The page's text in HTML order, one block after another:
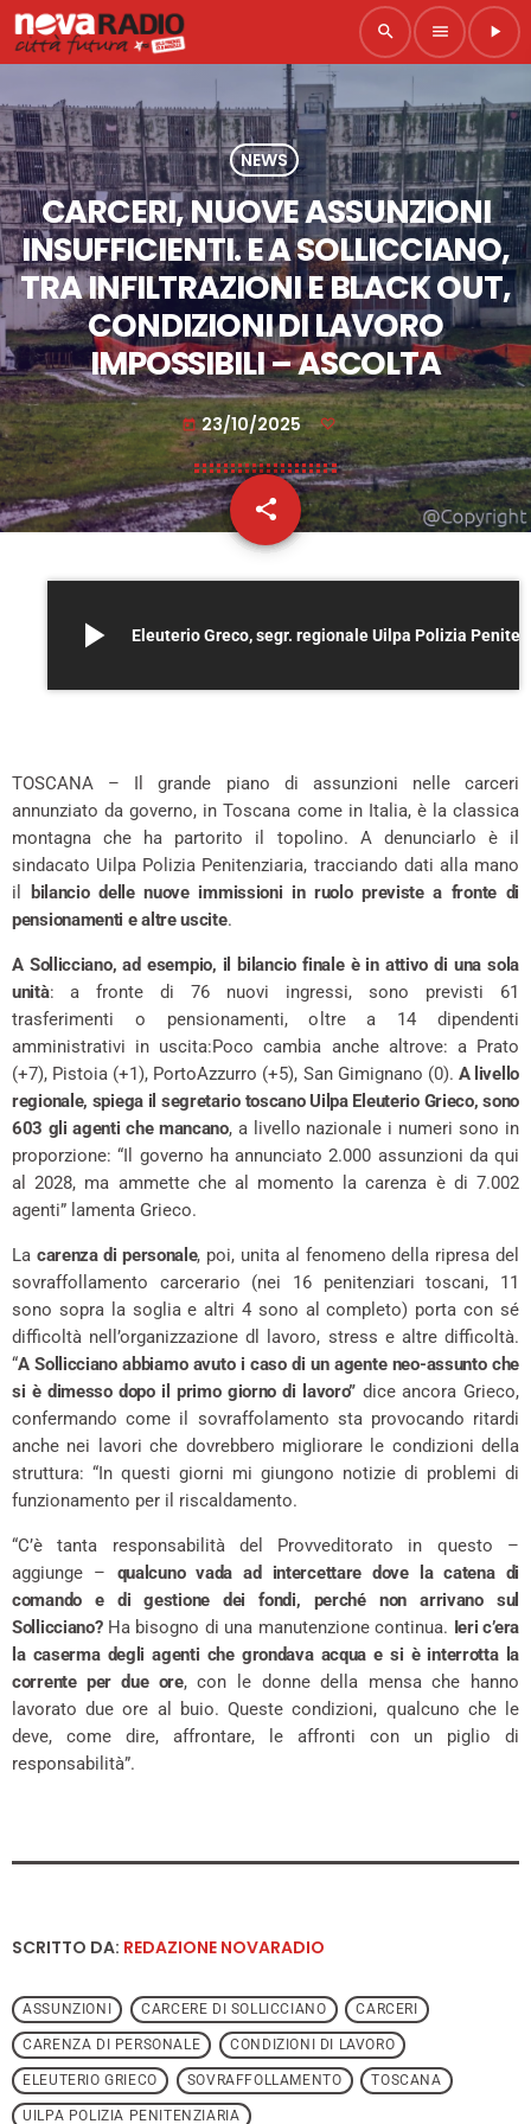
search menu play_arrow
NEWS
CARCERI, NUOVE ASSUNZIONI
INSUFFICIENTI. E A SOLLICCIANO,
TRA INFILTRAZIONI E BLACK OUT,
CONDIZIONI DI LAVORO
IMPOSSIBILI – ASCOLTA
today 23/10/2025
share
email
play_arrow
TOSCANA – Il grande piano di assunzioni nelle carceri
annunziato da governo, in Toscana come in Italia, è la classica
montagna che ha partorito il topolino. A denunciarlo è il
sindacato Uilpa Polizia Penitenziaria, tracciando dati alla mano
il
bilancio delle nuove immissioni in ruolo previste a fronte di
pensionamenti e altre uscite.
A Sollicciano, ad esempio, il bilancio finale è in attivo di una sola
unità: a fronte di 76 nuovi ingressi, sono previsti 61
trasferimenti o pensionamenti, oltre a 14 dipendenti
amministrativi in uscita:Poco cambia anche altrove: a Prato
(+7), Pistoia (+1), PortoAzzurro (+5), San Gimignano (0). A livello
regionale, spiega il segretario toscano Uilpa Eleuterio Grieco, sono
603 gli agenti che mancano, a livello nazionale i numeri sono in
proporzione: “Il governo ha annunciato 2.000 assunzioni da qui
al 2028, ma ammette che al momento la carenza è di 7.002
agenti” lamenta Grieco.
La carenza di personale, poi, unita al fenomeno della ripresa del
sovraffollamento carcerario (nei 16 penitenziari toscani, 11
sono sopra la soglia e altri 4 sono al completo) porta con sé
difficoltà nell’organizzazione dl lavoro, stress e altre difficoltà.
“A Sollicciano abbiamo avuto i caso di un agente neo-assunto che
si è dimesso dopo il primo giorno di lavoro” dice ancora Grieco,
confermando come il sovraffolamento sta provocando ritardi
anche nei lavori che dovrebbero migliorare le condizioni della
struttura: “In questi giorni mi giungono notizie di problemi di
funzionamento per il riscaldamento.
“C’è tanta responsabilità del Provveditorato in questo –
aggiunge – qualcuno vada ad intercettare dove la catena di
comando e di gestione dei fondi, perché non arrivano sul
Sollicciano?Ha bisogno di una manutenzione continua. Ieri c’era
la caserma degli agenti che grondava acqua e si è interrotta la
corrente per due ore, con le donne della mensa che hanno
lavorato due ore al buio. Queste condizioni, qualcuno che le
deve, come dire, affrontare, le affronti con un piglio di
responsabilità”.
SCRITTO DA: REDAZIONE NOVARADIO
ASSUNZIONI CARCERE DI SOLLICCIANO CARCERI
CARENZA DI PERSONALE CONDIZIONI DI LAVORO
ELEUTERIO GRIECO SOVRAFFOLLAMENTO TOSCANA
UILPA POLIZIA PENITENZIARIA